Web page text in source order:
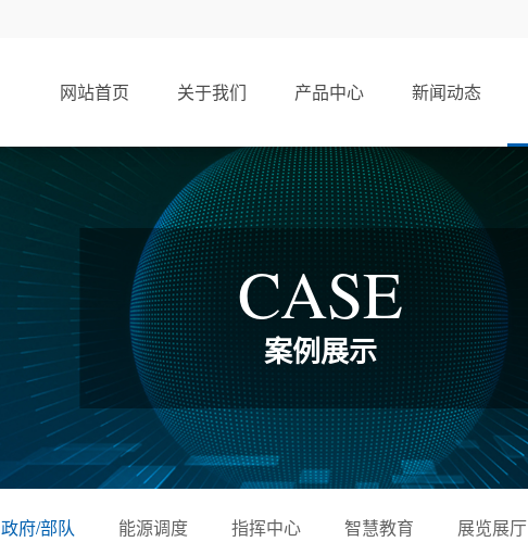
网站首页 关于我们 产品中心 新闻动态
CASE
案例展示
政府/部队 能源调度 指挥中心 智慧教育 展览展厅